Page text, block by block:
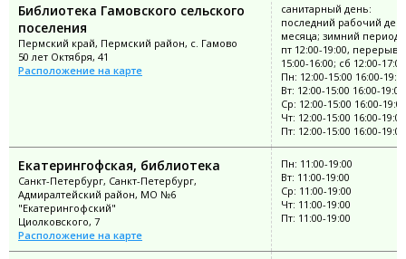
Библиотека Гамовского сельского
поселения
Пермский край, Пермский район, с. Гамово
50 лет Октября, 41
Расположение на карте
санитарный день:
последний рабочий
месяца; зимний период:
пт 12:00-19:00, перерыв:
15:00-16:00; сб 12:00-17:00
Пн: 12:00-15:00 16:00-
Вт: 12:00-15:00 16:00-19:00
Ср: 12:00-15:00 16:00-19:00
Чт: 12:00-15:00 16:00-19:00
Пт: 12:00-15:00 16:00-19:00
Екатерингофская, библиотека
Санкт-Петербург, Санкт-Петербург,
Адмиралтейский район, МО №6
"Екатерингофский"
Циолковского, 7
Расположение на карте
Пн: 11:00-19:00
Вт: 11:00-19:00
Ср: 11:00-19:00
Чт: 11:00-19:00
Пт: 11:00-19:00